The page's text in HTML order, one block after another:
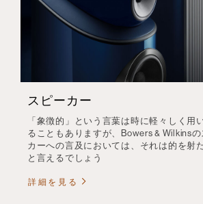
スピーカー
「象徴的」という言葉は時に軽々しく用
ることもありますが、Bowers & Wilkinsの
カーへの言及においては、それは的を射
と言えるでしょう
詳細を見る